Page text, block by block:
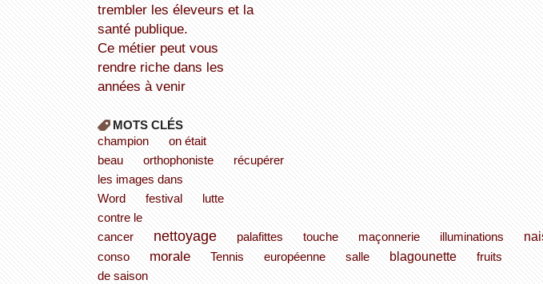
trembler les éleveurs et la
santé publique.
Ce métier peut vous
rendre riche dans les
années à venir
MOTS CLÉS
champion
on était
beau
orthophoniste
récupérer
les images dans
Word
festival
lutte
contre le
cancer
nettoyage palafittes touche maçonnerie illuminations
conso
morale Tennis européenne salle blagounette
fruits
de saison